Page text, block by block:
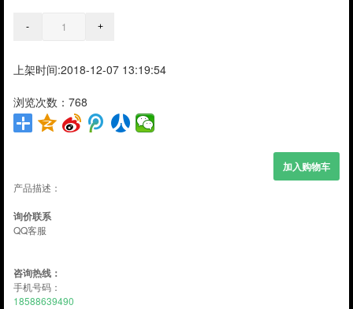
上架时间:2018-12-07 13:19:54
浏览次数：768
产品描述：
询价联系
QQ客服
咨询热线：
手机号码：
18588639490